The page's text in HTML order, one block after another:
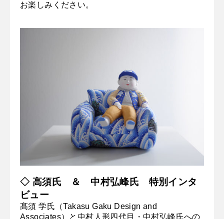
お楽しみください。
◇ 高須氏 ＆ 中村弘峰氏 特別インタ
ビュー
髙須 学氏（Takasu Gaku Design and
Associates）と中村人形四代目・中村弘峰氏への